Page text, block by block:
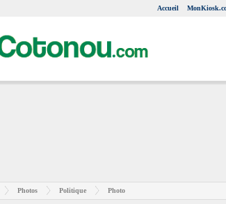
Accueil
Photos Politique Photo